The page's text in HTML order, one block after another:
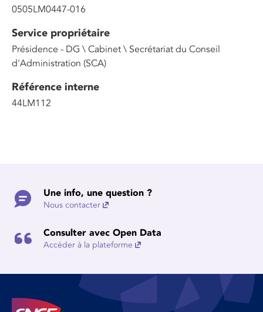
0505LM0447-016
Service propriétaire
Présidence - DG \ Cabinet \ Secrétariat du Conseil
d'Administration (SCA)
Référence interne
44LM112
Une info, une question ?
Nous contacter
Consulter avec Open Data
Accéder à la plateforme